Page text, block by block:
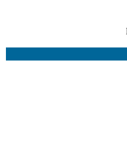
Весь контент